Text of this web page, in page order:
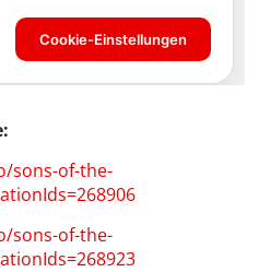
sons-of-the-
sons-of-the-